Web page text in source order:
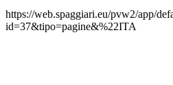
https://web.spaggiari.eu/pvw2/app/
id=37&tipo=pagine&%22ITA